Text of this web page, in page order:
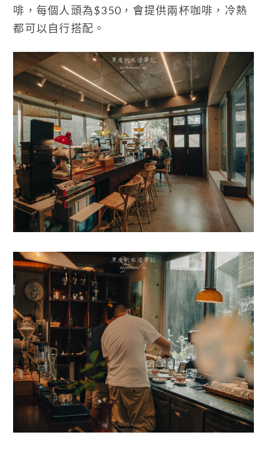
啡，每個人頭為$350，會提供兩杯咖啡，冷熱
都可以自行搭配。